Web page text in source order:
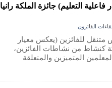
التعليم) جائزة الملكة رانيا
الفائزون
للفائزين (يعكس معيار
كنشاط من نشاطات الفائزين،
المتميزين والمتعلقة